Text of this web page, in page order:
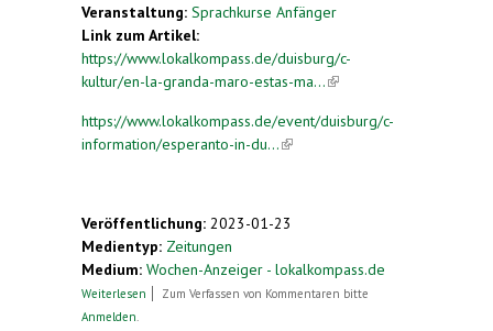
Veranstaltung: Sprachkurse Anfänger
Link zum Artikel:
https://www.lokalkompass.de/duisburg/c-
kultur/en-la-granda-maro-estas-ma...(link is
https://www.lokalkompass.de/event/duisburg/c-
information/esperanto-in-du...(link is external)
Veröffentlichung: 2023-01-23
Medientyp: Zeitungen
Medium: Wochen-Anzeiger - lokalkompass.de
Weiterlesen über „En la granda maro estas malgranda insulo ...“
Zum Verfassen von Kommentaren bitte
Anmelden